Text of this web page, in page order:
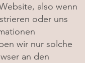
also wenn
oder uns
wir nur solche
an den